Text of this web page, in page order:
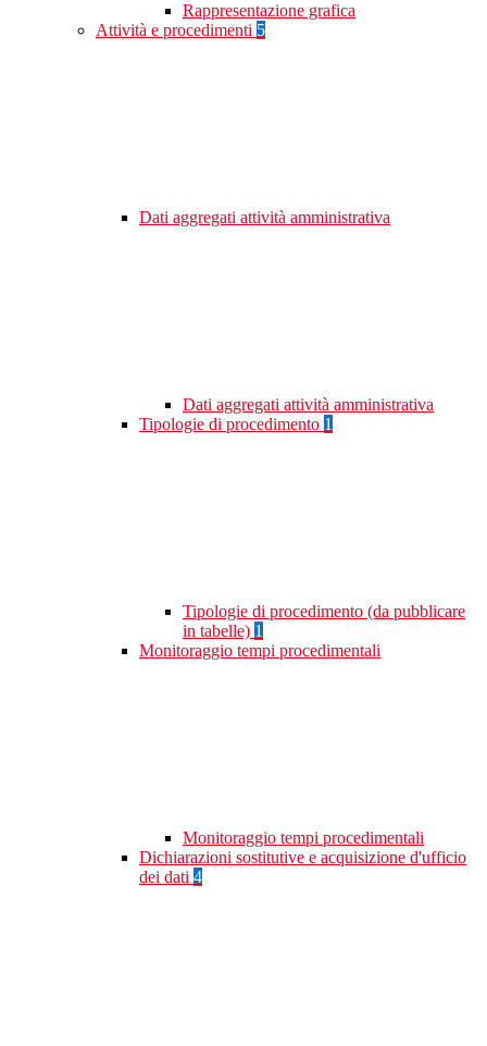
Rappresentazione grafica
Attività e procedimenti 5
Dati aggregati attività amministrativa
Dati aggregati attività amministrativa
Tipologie di procedimento 1
Tipologie di procedimento (da pubblicare
in tabelle) 1
Monitoraggio tempi procedimentali
Monitoraggio tempi procedimentali
Dichiarazioni sostitutive e acquisizione d'ufficio
dei dati 4